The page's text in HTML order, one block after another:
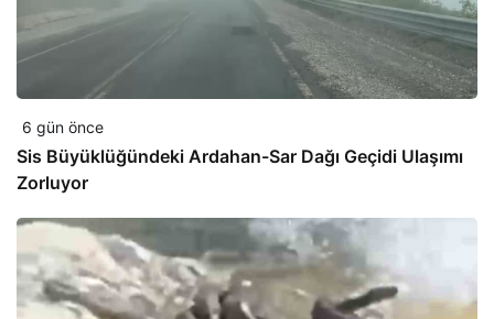
6 gün önce
Sis Büyüklüğündeki Ardahan-Sar Dağı Geçidi Ulaşımı
Zorluyor